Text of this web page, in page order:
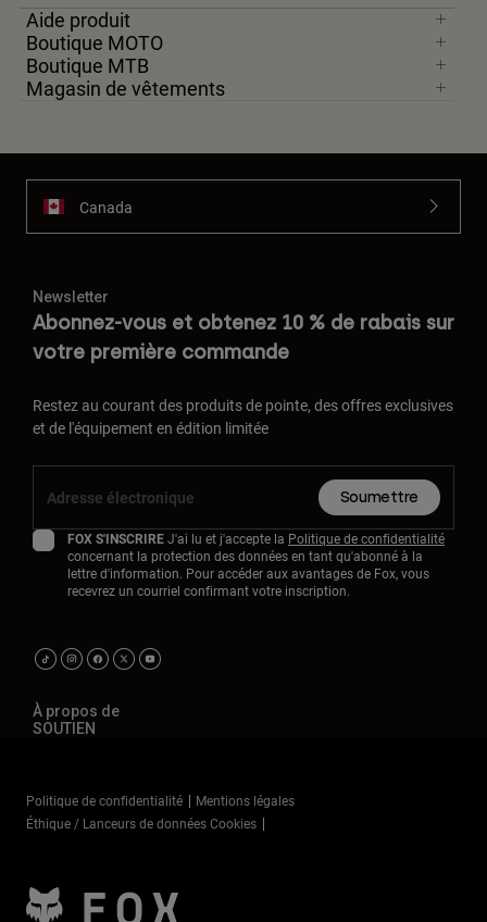
Aide produit
Boutique MOTO
Boutique MTB
Magasin de vêtements
Canada
Newsletter
Abonnez-vous et obtenez 10 % de rabais sur
votre première commande
Restez au courant des produits de pointe, des offres exclusives
et de l'équipement en édition limitée
Soumettre
FOX S'INSCRIREJ'ai lu et j'accepte la Politique de confidentialité
concernant la protection des données en tant qu'abonné à la
lettre d'information. Pour accéder aux avantages de Fox, vous
recevrez un courriel confirmant votre inscription.
À propos de
SOUTIEN
Politique de confidentialité
Mentions légales
Éthique / Lanceurs de données Cookies